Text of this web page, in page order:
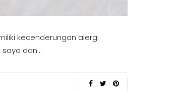
kecenderungan alergi
saya dan…